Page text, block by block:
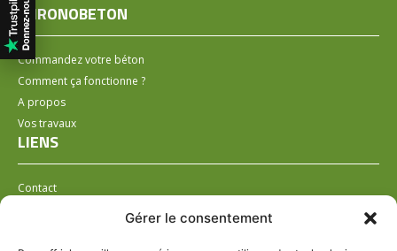
Gérer le consentement
CHRONOBETON
Commandez votre béton
Comment ça fonctionne ?
A propos
Vos travaux
LIENS
Contact